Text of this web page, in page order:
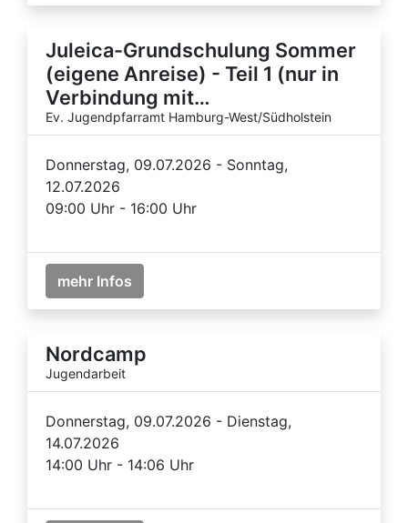
Juleica-Grundschulung Sommer
(eigene Anreise) - Teil 1 (nur in
Verbindung mit…
Ev. Jugendpfarramt Hamburg-West/Südholstein
Donnerstag, 09.07.2026 - Sonntag,
12.07.2026
09:00 Uhr - 16:00 Uhr
mehr Infos
Nordcamp
Jugendarbeit
Donnerstag, 09.07.2026 - Dienstag,
14.07.2026
14:00 Uhr - 14:06 Uhr